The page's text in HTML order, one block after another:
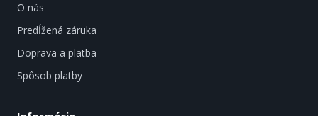
O nás
Predĺžená záruka
Doprava a platba
Spôsob platby